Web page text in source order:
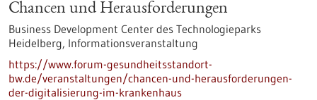
Chancen und Herausforderungen
Business Development Center des Technologieparks
Heidelberg, Informationsveranstaltung
https://www.forum-gesundheitsstandort-
bw.de/veranstaltungen/chancen-und-herausforderungen-
der-digitalisierung-im-krankenhaus